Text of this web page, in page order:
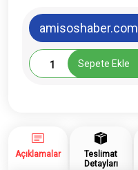
amisoshaber.com
Amisoshaber.com
Tanıtım
Sepete Ekle
Açıklamalar
Teslimat
Detayları